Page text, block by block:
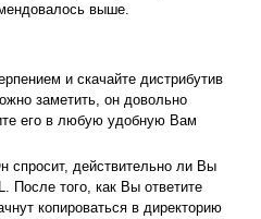
выше.
и скачайте дистрибутив
заметить, он довольно
его в любую удобную Вам
спросит, действительно ли Вы
После того, как Вы ответите
копироваться в директорию